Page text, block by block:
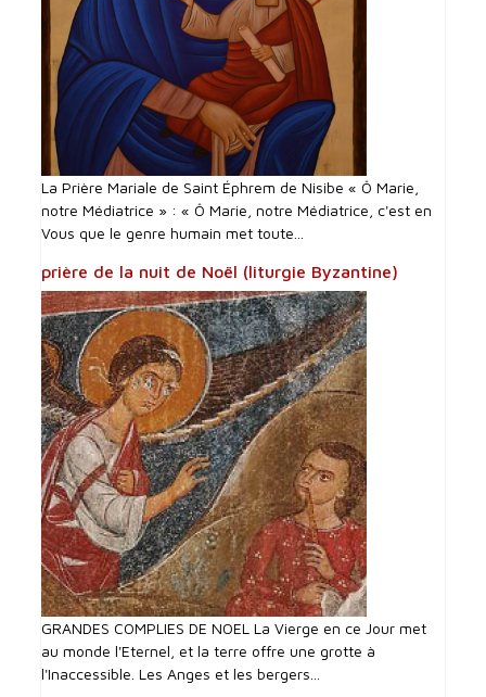
La Prière Mariale de Saint Éphrem de Nisibe « Ô Marie,
notre Médiatrice » : « Ô Marie, notre Médiatrice, c'est en
Vous que le genre humain met toute...
prière de la nuit de Noël (liturgie Byzantine)
GRANDES COMPLIES DE NOEL La Vierge en ce Jour met
au monde l'Eternel, et la terre offre une grotte à
l'Inaccessible. Les Anges et les bergers...